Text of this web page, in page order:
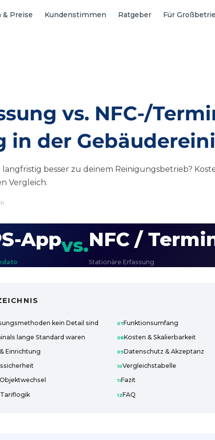
Preise Kundenstimmen Ratgeber Für
vs. NFC-/
in der
besser zu deinem Reinigungsbetrieb?
Vergleich.
Appvs.NFC /
Stationäre Erfassung
kein Detail sind
lange Standard waren
Einrichtung
Funktionsumfang
Kosten & Skalierbarkeit
Datenschutz & Akzeptanz
Vergleichstabelle
Fazit
FAQ